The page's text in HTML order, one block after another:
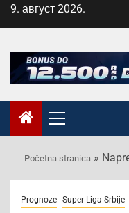
Skip9. август 2026.
Primary
Menu
Početna stranica »
Prognoze Super Liga Srbije